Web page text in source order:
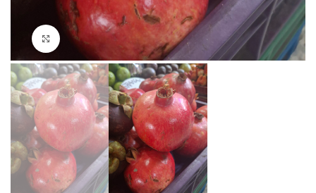
Click to enlarge